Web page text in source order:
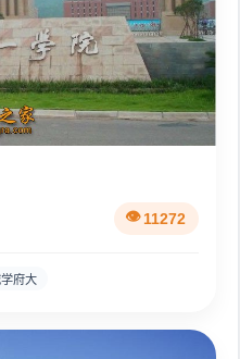
11272
府大